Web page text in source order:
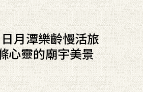
月潭樂齡慢活旅
心靈的廟宇美景